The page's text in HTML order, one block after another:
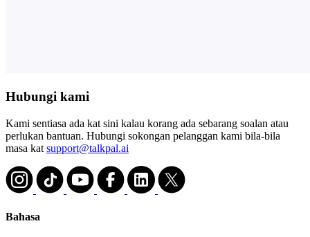
Hubungi kami
Kami sentiasa ada kat sini kalau korang ada sebarang soalan atau
perlukan bantuan. Hubungi sokongan pelanggan kami bila-bila
masa kat support@talkpal.ai
Bahasa